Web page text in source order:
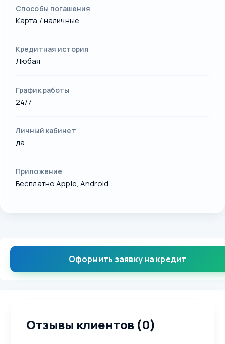
Способы погашения
Карта / наличные
Кредитная история
Любая
График работы
24/7
Личный кабинет
да
Приложение
Бесплатно Apple, Android
Оформить заявку на кредит
Отзывы клиентов (0)